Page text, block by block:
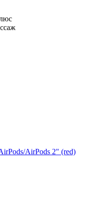
AirPods 2" (red)